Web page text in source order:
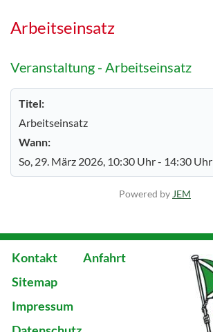
Arbeitseinsatz
Veranstaltung - Arbeitseinsatz
Titel:
Arbeitseinsatz
Wann:
So, 29. März 2026, 10:30 Uhr- 14:30 Uhr
Powered by JEM
Kontakt
Anfahrt
Sitemap
Impressum